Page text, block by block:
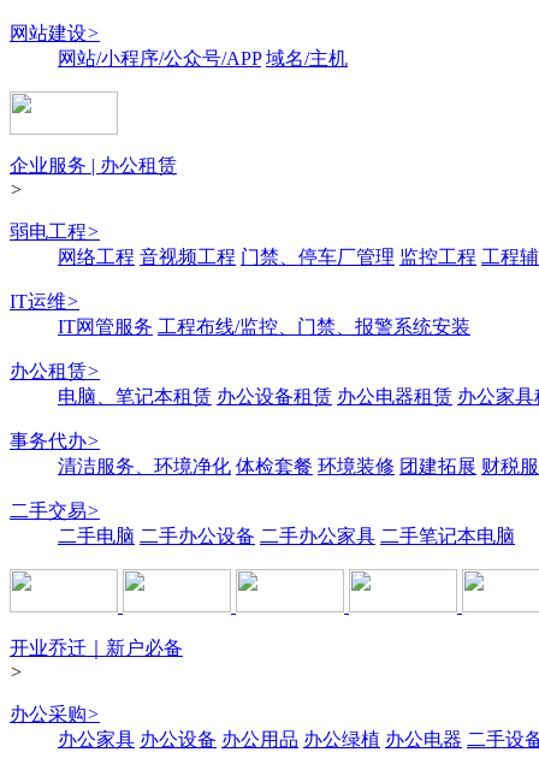
网站建设>
网站/小程序/公众号/APP 域名/主机
企业服务 | 办公租赁
>
弱电工程>
网络工程 音视频工程 门禁、停车厂管理 监控工程 工程
IT运维>
IT网管服务 工程布线/监控、门禁、报警系统安装
办公租赁>
电脑、笔记本租赁 办公设备租赁 办公电器租赁 办公家具
事务代办>
清洁服务、环境净化 体检套餐 环境装修 团建拓展 财税
二手交易>
二手电脑 二手办公设备 二手办公家具 二手笔记本电脑
开业乔迁｜新户必备
>
办公采购>
办公家具 办公设备 办公用品 办公绿植 办公电器 二手设